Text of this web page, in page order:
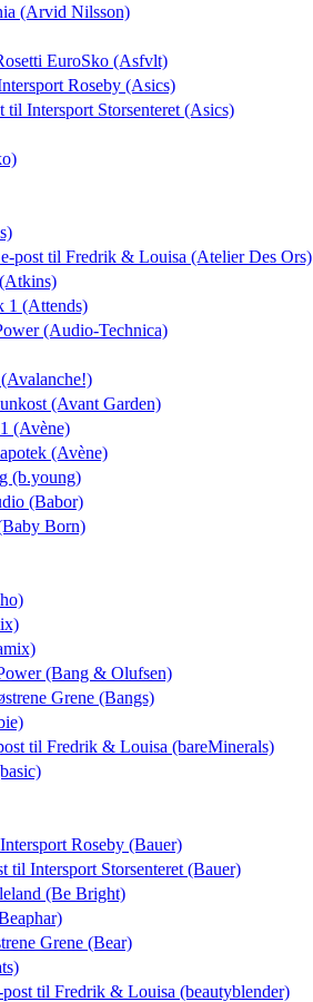
(Arvid Nilsson)
EuroSko (Asfvlt)
Roseby (Asics)
til Intersport Storsenteret (Asics)
post til Fredrik & Louisa (Atelier Des Ors)
1 (Attends)
(Audio-Technica)
(Avant Garden)
(Avène)
(Avène)
(b.young)
(Babor)
Born)
(Bang & Olufsen)
Grene (Bangs)
til Fredrik & Louisa (bareMinerals)
Roseby (Bauer)
til Intersport Storsenteret (Bauer)
(Be Bright)
Grene (Bear)
post til Fredrik & Louisa (beautyblender)